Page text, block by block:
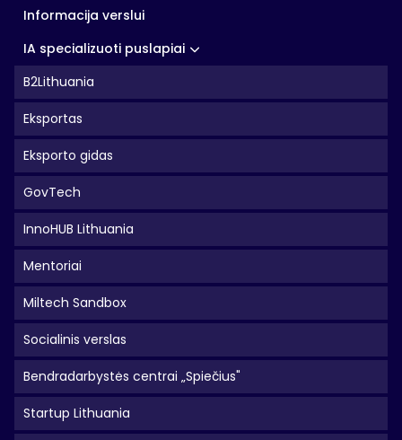
Informacija verslui
IA specializuoti puslapiai
B2Lithuania
Eksportas
Eksporto gidas
GovTech
InnoHUB Lithuania
Mentoriai
Miltech Sandbox
Socialinis verslas
Bendradarbystės centrai „Spiečius"
Startup Lithuania